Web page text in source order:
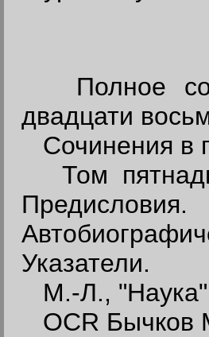
Полное
двадцати
Сочинения в
Том
Указатели.
M.-Л.,
OCR Бычков